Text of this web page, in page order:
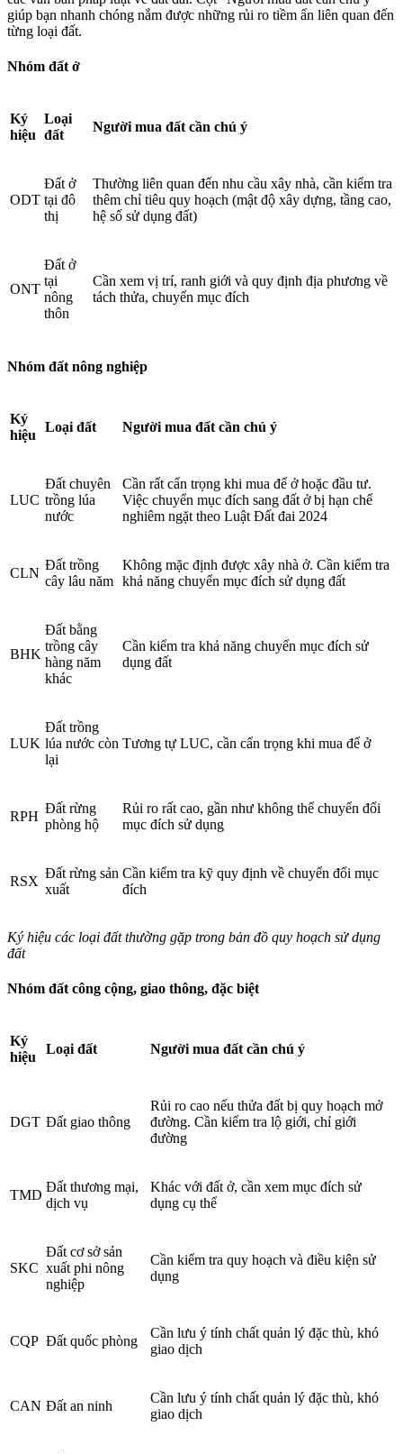
giúp bạn nhanh chóng nắm được những rủi ro tiềm ẩn liên quan đến
từng loại đất.
Nhóm đất ở
Ký
hiệu
Loại
đất
Người mua đất cần chú ý
ODT
Đất ở
tại đô
thị
Thường liên quan đến nhu cầu xây nhà, cần kiểm tra
thêm chỉ tiêu quy hoạch (mật độ xây dựng, tầng cao,
hệ số sử dụng đất)
ONT
Đất ở
tại
nông
thôn
Cần xem vị trí, ranh giới và quy định địa phương về
tách thửa, chuyển mục đích
Nhóm đất nông nghiệp
Ký
hiệu
Loại đất Người mua đất cần chú ý
LUC
Đất chuyên
trồng lúa
nước
Cần rất cẩn trọng khi mua để ở hoặc đầu tư.
Việc chuyển mục đích sang đất ở bị hạn chế
nghiêm ngặt theo Luật Đất đai 2024
CLN
Đất trồng
cây lâu năm
Không mặc định được xây nhà ở. Cần kiểm tra
khả năng chuyển mục đích sử dụng đất
BHK
Đất bằng
trồng cây
hàng năm
khác
Cần kiểm tra khả năng chuyển mục đích sử
dụng đất
LUK
Đất trồng
lúa nước còn
lại
Tương tự LUC, cần cẩn trọng khi mua để ở
RPH
Đất rừng
phòng hộ
Rủi ro rất cao, gần như không thể chuyển đổi
mục đích sử dụng
RSX
Đất rừng sản
xuất
Cần kiểm tra kỹ quy định về chuyển đổi mục
đích
Ký hiệu các loại đất thường gặp trong bản đồ quy hoạch sử dụng
đất
Nhóm đất công cộng, giao thông, đặc biệt
Ký
hiệu
Loại đất Người mua đất cần chú ý
DGT Đất giao thông
Rủi ro cao nếu thửa đất bị quy hoạch mở
đường. Cần kiểm tra lộ giới, chỉ giới
đường
TMD
Đất thương mại,
dịch vụ
Khác với đất ở, cần xem mục đích sử
dụng cụ thể
SKC
Đất cơ sở sản
xuất phi nông
nghiệp
Cần kiểm tra quy hoạch và điều kiện sử
dụng
CQP Đất quốc phòng
Cần lưu ý tính chất quản lý đặc thù, khó
giao dịch
CAN Đất an ninh
Cần lưu ý tính chất quản lý đặc thù, khó
giao dịch